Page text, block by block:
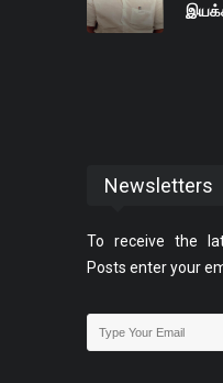
Newsletters
To receive the
Posts enter your